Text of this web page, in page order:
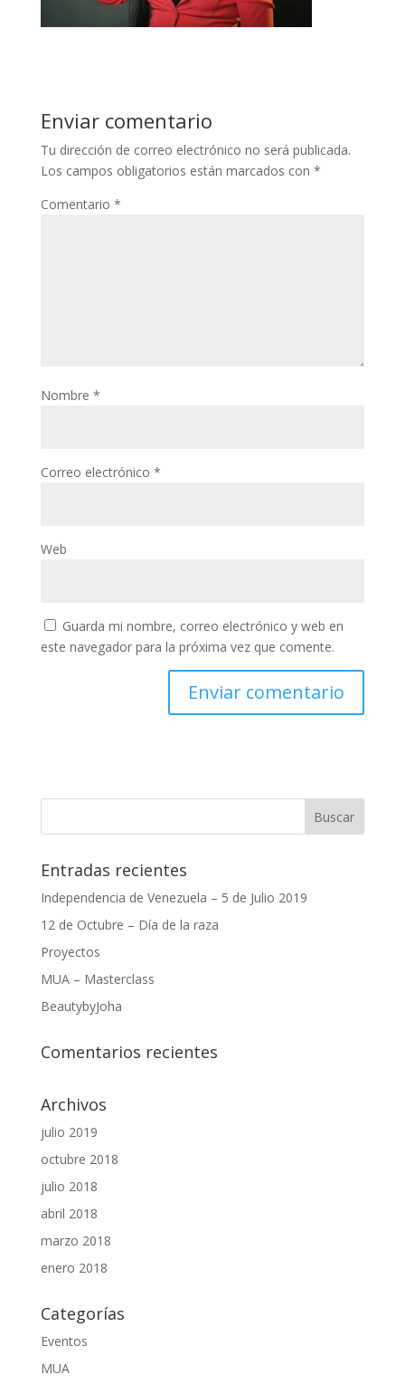
Enviar comentario
Tu dirección de correo electrónico no será publicada.
Los campos obligatorios están marcados con *
Comentario *
Nombre *
Correo electrónico *
Web
Guarda mi nombre, correo electrónico y web en
este navegador para la próxima vez que comente.
Entradas recientes
Independencia de Venezuela – 5 de Julio 2019
12 de Octubre – Día de la raza
Proyectos
MUA – Masterclass
BeautybyJoha
Comentarios recientes
Archivos
julio 2019
octubre 2018
julio 2018
abril 2018
marzo 2018
enero 2018
Categorías
Eventos
MUA